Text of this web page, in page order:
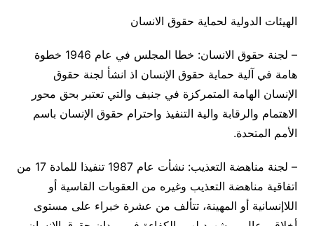
الهيئات الدولية لحماية حقوق الانسان
– لجنة حقوق الانسان: خطا المجلس في عام 1946 خطوة
هامة في آلية حماية حقوق الإنسان اذ انشأ لجنة حقوق
الإنسان الهامة المتمركزة في جنيف والتي تعتبر بحق محور
الاهتمام والرقابة والية التنفيذ واحترام حقوق الإنسان باسم
الأمم المتحدة.
– لجنة مناهضة التعذيب: نشأت عام 1987 تنفيذا للمادة 17 من
اتفاقية مناهضة التعذيب وغيره من العقوبات القاسية أو
اللاإنسانية أو المهينة، تتألف من عشرة خبراء على مستوى